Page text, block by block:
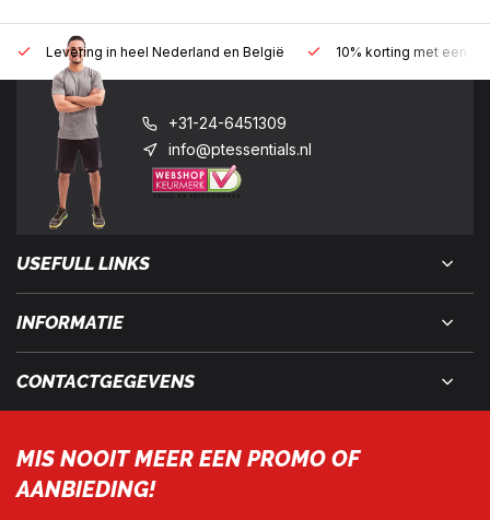
Levering in heel Nederland en België 10% korting met een
+31-24-6451309
info@ptessentials.nl
USEFULL LINKS
INFORMATIE
CONTACTGEGEVENS
MIS NOOIT MEER EEN PROMO OF
AANBIEDING!